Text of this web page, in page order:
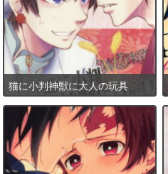
猫に小判神獣に大人の玩具